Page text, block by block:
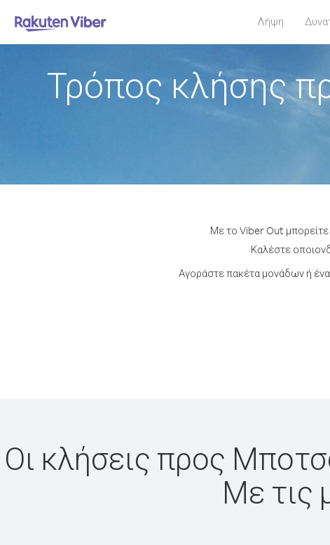
Λήψη
Τρόπος κλήσης
Με το Viber Out
Καλέστε
Αγοράστε πακέτα μονάδων ή
Οι κλήσεις προς
Με τις